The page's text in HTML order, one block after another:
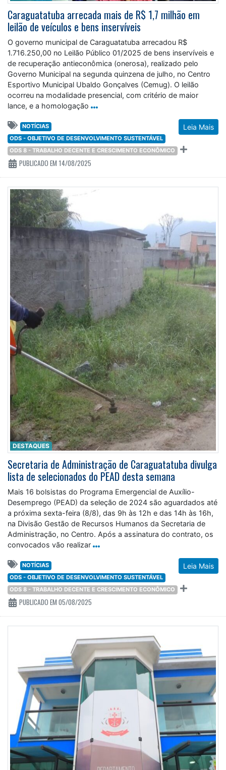
Caraguatatuba arrecada mais de R$ 1,7 milhão em
leilão de veículos e bens inservíveis
O governo municipal de Caraguatatuba arrecadou R$
1.716.250,00 no Leilão Público 01/2025 de bens inservíveis e
de recuperação antieconômica (onerosa), realizado pelo
Governo Municipal na segunda quinzena de julho, no Centro
Esportivo Municipal Ubaldo Gonçalves (Cemug). O leilão
ocorreu na modalidade presencial, com critério de maior
lance, e a homologação
Leia Mais
NOTÍCIAS
ODS - OBJETIVO DE DESENVOLVIMENTO SUSTENTÁVEL
ODS 8 - TRABALHO DECENTE E CRESCIMENTO ECONÔMICO
PUBLICADO EM 14/08/2025
DESTAQUES
Secretaria de Administração de Caraguatatuba divulga
lista de selecionados do PEAD desta semana
Mais 16 bolsistas do Programa Emergencial de Auxílio-
Desemprego (PEAD) da seleção de 2024 são aguardados até
a próxima sexta-feira (8/8), das 9h às 12h e das 14h às 16h,
na Divisão Gestão de Recursos Humanos da Secretaria de
Administração, no Centro. Após a assinatura do contrato, os
convocados vão realizar
Leia Mais
NOTÍCIAS
ODS - OBJETIVO DE DESENVOLVIMENTO SUSTENTÁVEL
ODS 8 - TRABALHO DECENTE E CRESCIMENTO ECONÔMICO
PUBLICADO EM 05/08/2025